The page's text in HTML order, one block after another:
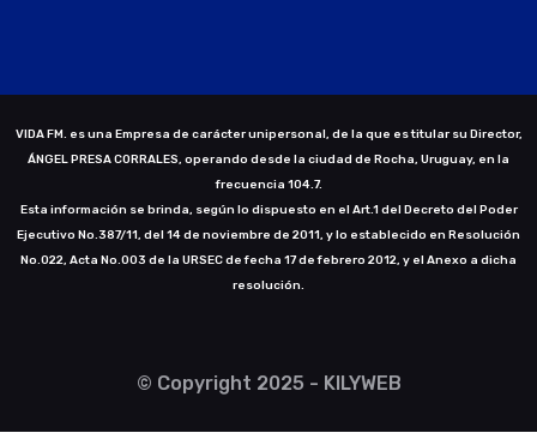
VIDA FM. es una Empresa de carácter unipersonal, de la que es titular su Director,
ÁNGEL PRESA CORRALES, operando desde la ciudad de Rocha, Uruguay, en la
frecuencia 104.7.
Esta información se brinda, según lo dispuesto en el Art.1 del Decreto del Poder
Ejecutivo No.387/11, del 14 de noviembre de 2011, y lo establecido en Resolución
No.022, Acta No.003 de la URSEC de fecha 17 de febrero 2012, y el Anexo a dicha
resolución.
© Copyright 2025 - KILYWEB